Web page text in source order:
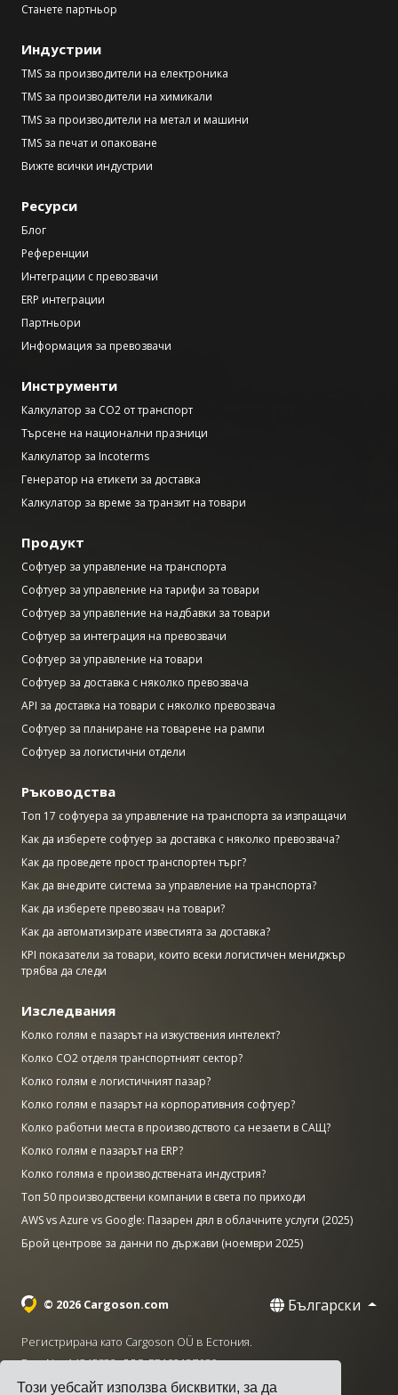
Този уебсайт използва бисквитки, за да
Станете партньор
Индустрии
TMS за производители на електроника
TMS за производители на химикали
TMS за производители на метал и машини
TMS за печат и опаковане
Вижте всички индустрии
Ресурси
Блог
Референции
Интеграции с превозвачи
ERP интеграции
Партньори
Информация за превозвачи
Инструменти
Калкулатор за CO2 от транспорт
Търсене на национални празници
Калкулатор за Incoterms
Генератор на етикети за доставка
Калкулатор за време за транзит на товари
Продукт
Софтуер за управление на транспорта
Софтуер за управление на тарифи за товари
Софтуер за управление на надбавки за товари
Софтуер за интеграция на превозвачи
Софтуер за управление на товари
Софтуер за доставка с няколко превозвача
API за доставка на товари с няколко превозвача
Софтуер за планиране на товарене на рампи
Софтуер за логистични отдели
Ръководства
Топ 17 софтуера за управление на транспорта за изпращачи
Как да изберете софтуер за доставка с няколко превозвача?
Как да проведете прост транспортен търг?
Как да внедрите система за управление на транспорта?
Как да изберете превозвач на товари?
Как да автоматизирате известията за доставка?
KPI показатели за товари, които всеки логистичен мениджър
трябва да следи
Изследвания
Колко голям е пазарът на изкуствения интелект?
Колко CO2 отделя транспортният сектор?
Колко голям е логистичният пазар?
Колко голям е пазарът на корпоративния софтуер?
Колко работни места в производството са незаети в САЩ?
Колко голям е пазарът на ERP?
Колко голяма е производствената индустрия?
Топ 50 производствени компании в света по приходи
AWS vs Azure vs Google: Пазарен дял в облачните услуги (2025)
Брой центрове за данни по държави (ноември 2025)
© 2026 Cargoson.com Български
Регистрирана като Cargoson OÜ в Естония.
Рег. No: 14545832. ДДС: EE102137680.
Централа: Pärnu mnt. 141, 11314 Талин, Естония